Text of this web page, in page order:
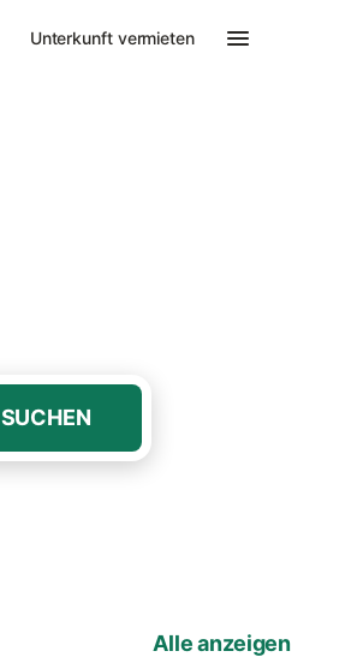
Unterkunft vermieten
SUCHEN
Alle anzeigen